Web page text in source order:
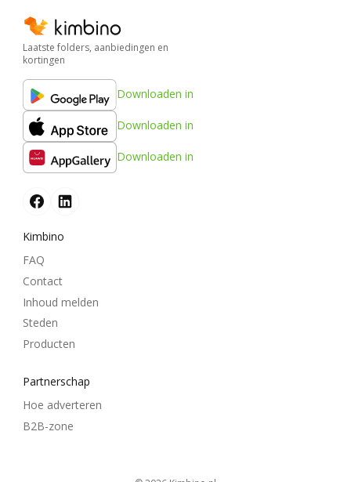
Laatste folders, aanbiedingen en
kortingen
Downloaden in
Downloaden in
Downloaden in
Kimbino
FAQ
Contact
Inhoud melden
Steden
Producten
Partnerschap
Hoe adverteren
B2B-zone